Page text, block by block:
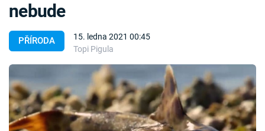
Témata
Témata
Pořady
PŘÍRODA
15. ledna 2021 00:45
Topi Pigula
nebude